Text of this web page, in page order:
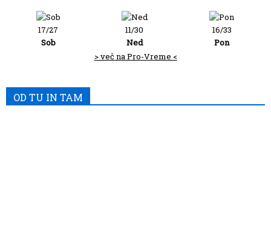
17/27
Sob
11/30
Ned
16/33
Pon
> več na Pro-Vreme <
OD TU IN TAM